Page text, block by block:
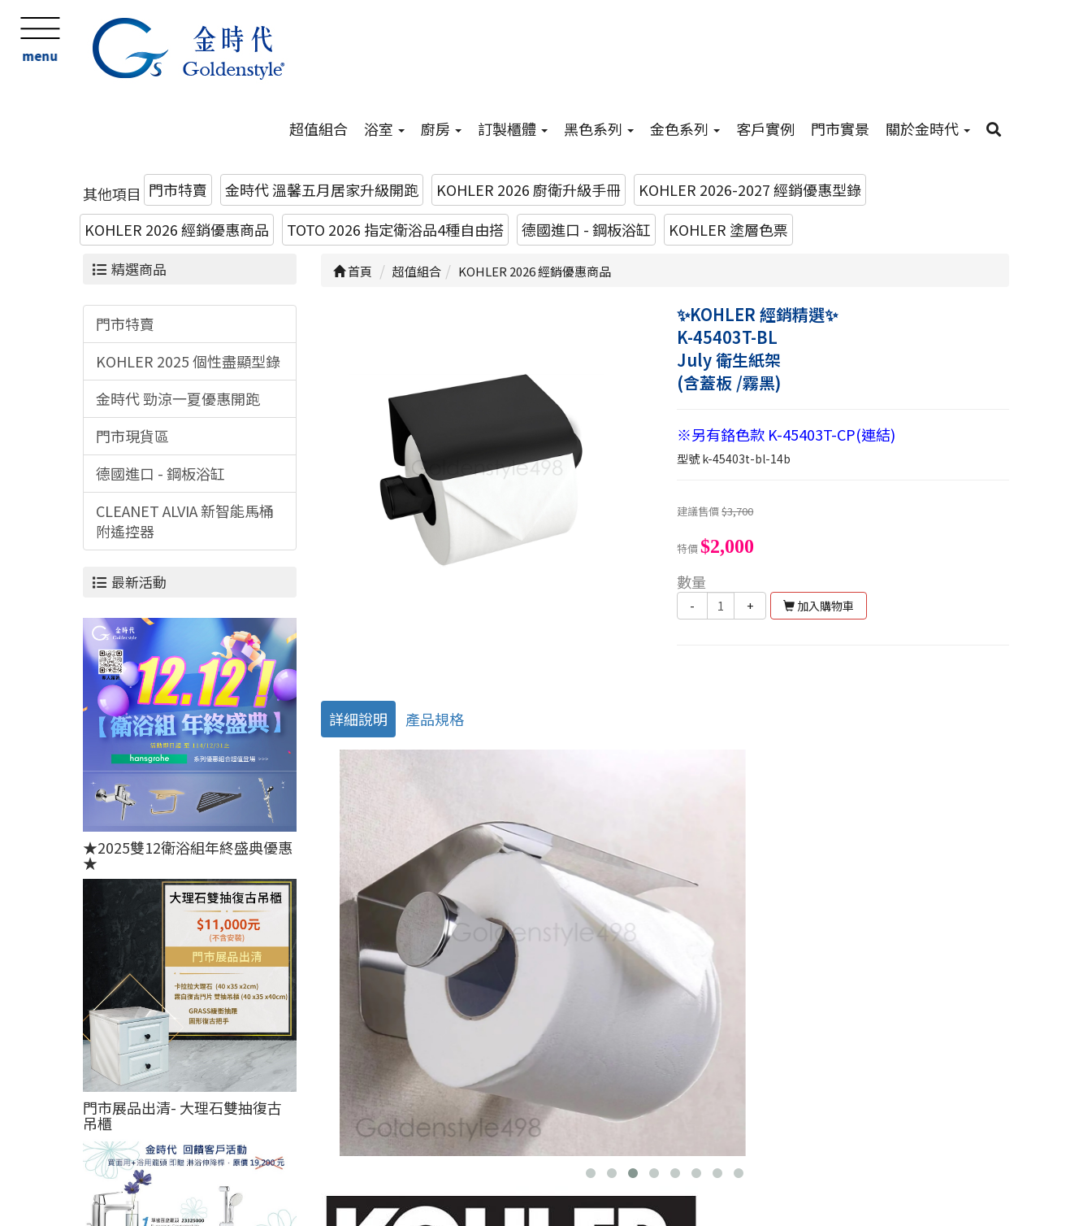
menu
超值組合 浴室 廚房 訂製櫃體 黑色系列 金色系列 客戶實例 門市實景 關於金時代
其他項目 門市特賣 金時代 溫馨五月居家升級開跑 KOHLER 2026 廚衛升級手冊
KOHLER 2026-2027 經銷優惠型錄
KOHLER 2026 經銷優惠商品
TOTO 2026 指定衛浴品4種自由搭 德國進口 - 鋼板浴缸 KOHLER 塗層色票
精選商品
門市特賣
KOHLER 2025 個性盡顯型錄
金時代 勁涼一夏優惠開跑
門市現貨區
德國進口 - 鋼板浴缸
CLEANET ALVIA 新智能馬桶
附遙控器
最新活動
★2025雙12衛浴組年終盛典優惠
★
門市展品出清- 大理石雙抽復古
吊櫃
首頁 超值組合 KOHLER 2026 經銷優惠商品
✨KOHLER 經銷精選✨
K-45403T-BL
July 衛生紙架
(含蓋板 /霧黑)
※另有鉻色款 K-45403T-CP(連結)
型號k-45403t-bl-14b
建議售價$3,700
特價$2,000
數量
- + 加入購物車
詳細說明 產品規格